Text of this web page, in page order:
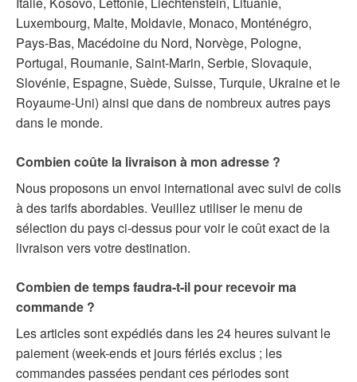
Luxembourg, Malte, Moldavie, Monaco, Monténégro,
Pays-Bas, Macédoine du Nord, Norvège, Pologne,
Portugal, Roumanie, Saint-Marin, Serbie, Slovaquie,
Slovénie, Espagne, Suède, Suisse, Turquie, Ukraine et le
Royaume-Uni) ainsi que dans de nombreux autres pays
dans le monde.
Combien coûte la livraison à mon adresse ?
Nous proposons un envoi international avec suivi de colis
à des tarifs abordables. Veuillez utiliser le menu de
sélection du pays ci-dessus pour voir le coût exact de la
livraison vers votre destination.
Combien de temps faudra-t-il pour recevoir ma
commande ?
Les articles sont expédiés dans les 24 heures suivant le
paiement (week-ends et jours fériés exclus ; les
commandes passées pendant ces périodes sont